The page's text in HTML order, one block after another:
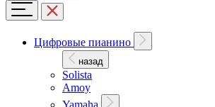
Цифровые пианино
назад
Solista
Amoy
Yamaha